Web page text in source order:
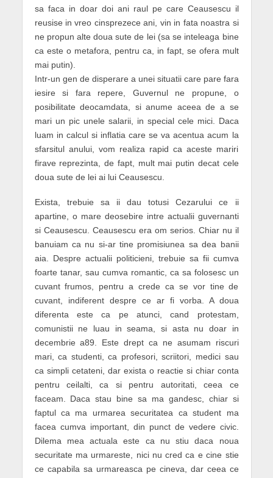
sa faca in doar doi ani raul pe care Ceausescu il
reusise in vreo cinsprezece ani, vin in fata noastra si
ne propun alte doua sute de lei (sa se inteleaga bine
ca este o metafora, pentru ca, in fapt, se ofera mult
mai putin).
Intr-un gen de disperare a unei situatii care pare fara
iesire si fara repere, Guvernul ne propune, o
posibilitate deocamdata, si anume aceea de a se
mari un pic unele salarii, in special cele mici. Daca
luam in calcul si inflatia care se va acentua acum la
sfarsitul anului, vom realiza rapid ca aceste mariri
firave reprezinta, de fapt, mult mai putin decat cele
doua sute de lei ai lui Ceausescu.
Exista, trebuie sa ii dau totusi Cezarului ce ii
apartine, o mare deosebire intre actualii guvernanti
si Ceausescu. Ceausescu era om serios. Chiar nu il
banuiam ca nu si-ar tine promisiunea sa dea banii
aia. Despre actualii politicieni, trebuie sa fii cumva
foarte tanar, sau cumva romantic, ca sa folosesc un
cuvant frumos, pentru a crede ca se vor tine de
cuvant, indiferent despre ce ar fi vorba. A doua
diferenta este ca pe atunci, cand protestam,
comunistii ne luau in seama, si asta nu doar in
decembrie a89. Este drept ca ne asumam riscuri
mari, ca studenti, ca profesori, scriitori, medici sau
ca simpli cetateni, dar exista o reactie si chiar conta
pentru ceilalti, ca si pentru autoritati, ceea ce
faceam. Daca stau bine sa ma gandesc, chiar si
faptul ca ma urmarea securitatea ca student ma
facea cumva important, din punct de vedere civic.
Dilema mea actuala este ca nu stiu daca noua
securitate ma urmareste, nici nu cred ca e cine stie
ce capabila sa urmareasca pe cineva, dar ceea ce